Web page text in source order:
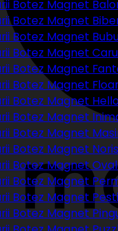
Botez Magnet
Botez Magnet
Botez Magnet
Botez Magnet
Botez Magnet
Botez Magnet
Botez Magnet
Botez Magnet
Botez Magnet
Botez Magnet
Botez Magnet
Botez Magnet
Botez Magnet
Botez Magnet